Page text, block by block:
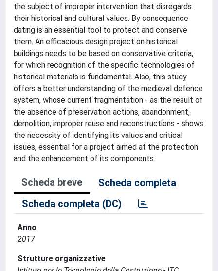
the subject of improper intervention that disregards
their historical and cultural values. By consequence
dating is an essential tool to protect and conserve
them. An efficacious design project on historical
buildings needs to be based on conservative criteria,
for which recognition of the specific technologies of
historical materials is fundamental. Also, this study
offers a better understanding of the medieval defence
system, whose current fragmentation - as the result of
the absence of preservation actions, abandonment,
demolition, improper reuse and reconstructions - shows
the necessity of identifying its values and critical
issues, essential for a project aimed at the protection
and the enhancement of its components.
Scheda breve
Scheda completa
Scheda completa (DC)
Anno
2017
Strutture organizzative